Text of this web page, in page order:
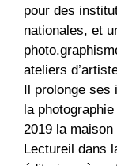
pour des
nationales, et
ateliers
Il prolonge
la
2019 la maison
Lectureil dans